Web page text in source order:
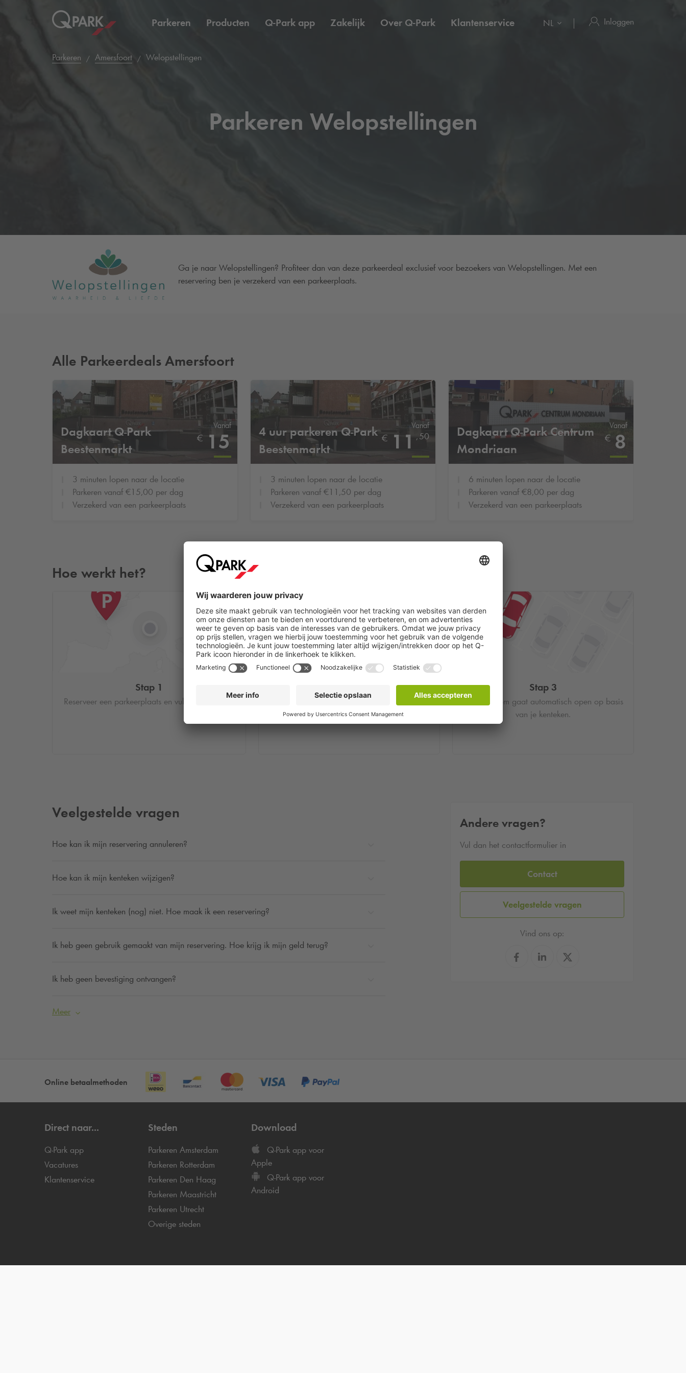
Parkeren Producten Q-Park app Zakelijk Over Q-Park Klantenservice NL Inloggen
Parkeren Amersfoort Welopstellingen
Parkeren Welopstellingen
Ga je naar Welopstellingen? Profiteer dan van deze parkeerdeal exclusief voor bezoekers van Welopstellingen. Met een
reservering ben je verzekerd van een parkeerplaats.
Alle Parkeerdeals Amersfoort
DagkaartQ-Park
Beestenmarkt
Vanaf
€ 15
3 minuten lopen naar de locatie
Parkeren vanaf €15,00 per dag
Verzekerd van een parkeerplaats
4 uur parkerenQ-Park
Beestenmarkt
Vanaf
€ 11 ,50
3 minuten lopen naar de locatie
Parkeren vanaf €11,50 per dag
Verzekerd van een parkeerplaats
DagkaartQ-ParkCentrum
Mondriaan
Vanaf
€ 8
6 minuten lopen naar de locatie
Parkeren vanaf €8,00 per dag
Verzekerd van een parkeerplaats
Hoe werkt het?
Stap 1
Reserveer een parkeerplaats en vul je kenteken in
Je ontvangt binnen enkele minuten een
bevestigingsmail.
Stap 3
De slagboom gaat automatisch open op basis
van je kenteken.
Veelgestelde vragen
Hoe kan ik mijn reservering annuleren?
Hoe kan ik mijn kenteken wijzigen?
Ik weet mijn kenteken (nog) niet. Hoe maak ik een reservering?
Ik heb geen gebruik gemaakt van mijn reservering. Hoe krijg ik mijn geld terug?
Ik heb geen bevestiging ontvangen?
Meer
Andere vragen?
Vul dan het contactformulier in
Contact
Veelgestelde vragen
Vind ons op:
Online betaalmethoden
Direct naar...
Q-Park app
Vacatures
Klantenservice
Steden
Parkeren Amsterdam
Parkeren Rotterdam
Parkeren Den Haag
Parkeren Maastricht
Parkeren Utrecht
Overige steden
Download
Q-Park app voor
Apple
Q-Park app voor
Android